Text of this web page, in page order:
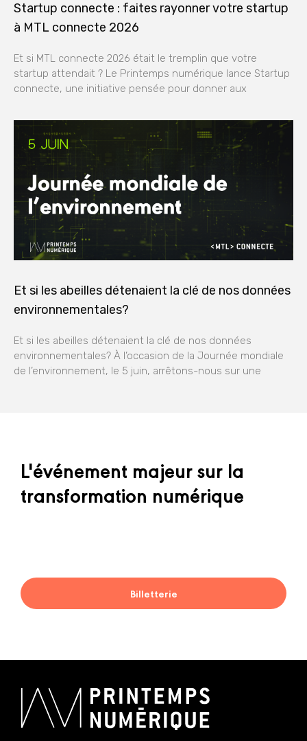
Startup connecte : faites rayonner votre startup
à MTL connecte 2026
Et si MTL connecte 2026 était le tremplin que votre
startup attendait ? Le Printemps numérique lance Startup
connecte, une initiative pensée pour donner aux
Et si les abeilles détenaient la clé de nos données
environnementales?
Et si les abeilles détenaient la clé de nos données
environnementales? À l’occasion de la Journée mondiale
de l’environnement, le 5 juin, arrêtons-nous sur une
L'événement majeur sur la
transformation numérique
Billetterie